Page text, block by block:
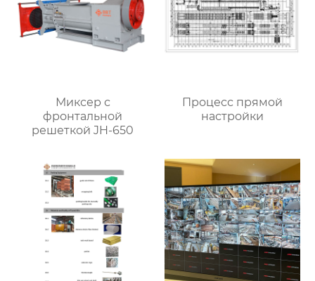
Миксер с
фронтальной
решеткой JH-650
Процесс прямой
настройки